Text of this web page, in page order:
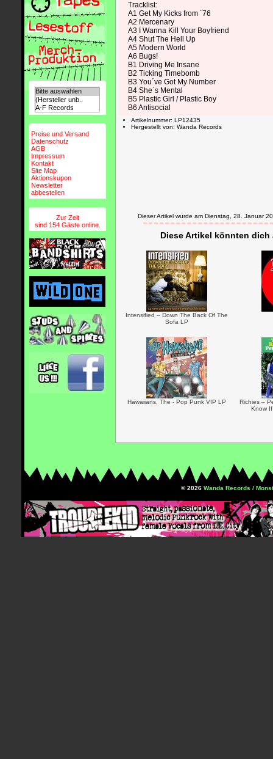
Preise und Versand
Datenschutz
AGB
Impressum
Kontakt
Site Map
Aktionskupon
Newsletter
abbestellen
Zur Zeit
sind 154 Gäste online.
Tracklist:
A1 Get My Kicks from ´76
A2 Mercenary
A3 I Wanna Kill Your Boyfriend
A4 Shut The Hell Up
A5 Modern World
A6 Bugs!
B1 Driving Me Insane
B2 Ticking Timebomb
B3 You´ve Got My Number
B4 She`s Mental
B5 Plastic Girl / Plastic Boy
B6 Antisocial
Artikelnummer: LP12435
Hergestellt von: Wanda Records
Dieser Artikel wurde am Dienstag, 28. Januar
Diese Artikel könnten
Intensified – Down The Back Of The
Sofa LP
Hawaiians, The - Pop Punk VIP LP
Richies –
Know
© 2026 Wanda Records /